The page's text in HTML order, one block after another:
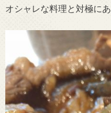
オシャレな料理と対極に